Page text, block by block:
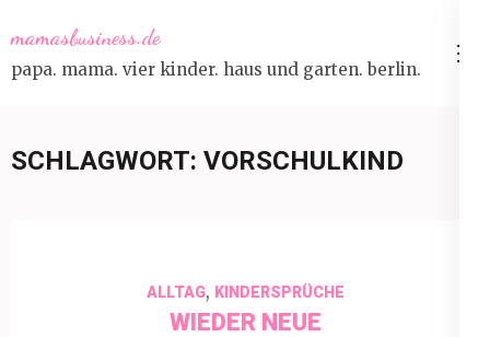
to
content
mamasbusiness.de
papa. mama. vier kinder. haus und garten. berlin.
SCHLAGWORT: VORSCHULKIND
ALLTAG, KINDERSPRÜCHE
WIEDER NEUE